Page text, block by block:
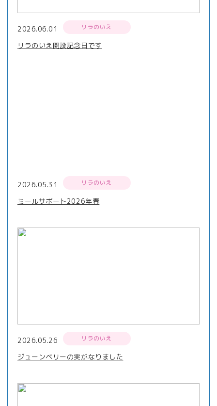
2026.06.01 リラのいえ
リラのいえ開設記念日です
2026.05.31 リラのいえ
ミールサポート2026年春
2026.05.26 リラのいえ
ジューンベリーの実がなりました